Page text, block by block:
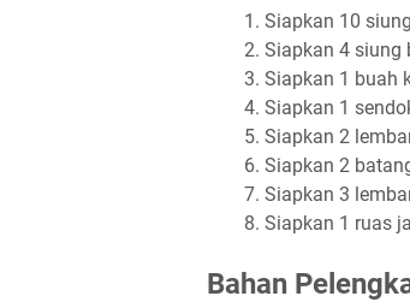
Siapkan 10
Siapkan 4 siung
Siapkan 1 buah
Siapkan 1
Siapkan 2
Siapkan 2
Siapkan 3
Siapkan 1 ruas
Bahan